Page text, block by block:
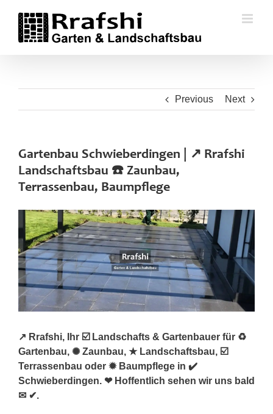
content
Previous Next
Gartenbau Schwieberdingen | ↗️ Rrafshi
Landschaftsbau ☎️ Zaunbau,
Terrassenbau, Baumpflege
↗️ Rrafshi, Ihr ☑️ Landschafts & Gartenbauer für ♻
Gartenbau, ✺ Zaunbau, ★ Landschaftsbau, ☑️
Terrassenbau oder ✹ Baumpflege in ✔️
Schwieberdingen. ❤ Hoffentlich sehen wir uns bald
✉ ✔.